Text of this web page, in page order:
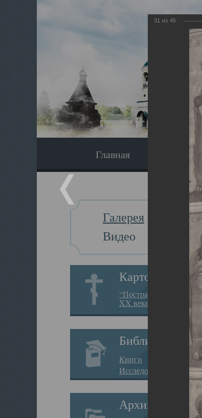
Главная
Галерея
Видео
Картотека
“Пострадавшие за веру в
XX веке на Севере”
Библиотека
Книги
Исследования
Архив
31 из 45